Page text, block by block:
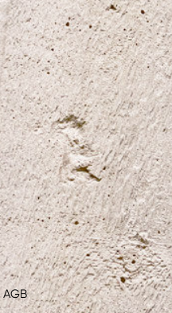
AGB